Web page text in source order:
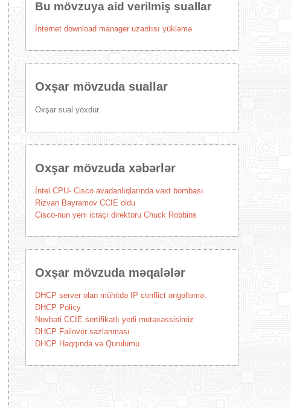
Bu mövzuya aid verilmiş suallar
İnternet download manager uzantısı yükləmə
Oxşar mövzuda suallar
Oxşar sual yoxdur
Oxşar mövzuda xəbərlər
İntel CPU- Cisco avadanlıqlarında vaxt bombası
Rizvan Bayramov CCIE oldu
Cisco-nun yeni icraçı direktoru Chuck Robbins
Oxşar mövzuda məqalələr
DHCP server olan mühitdə IP conflict əngəlləmə.
DHCP Policy
Növbəti CCIE sertifikatlı yerli mütəxəssisimiz
DHCP Failover sazlanması
DHCP Haqqında və Qurulumu